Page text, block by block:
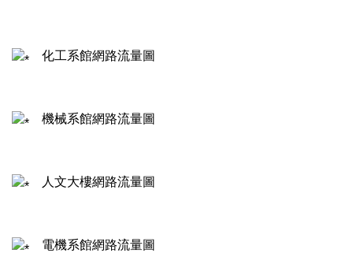
化工系館網路流量圖
機械系館網路流量圖
人文大樓網路流量圖
電機系館網路流量圖